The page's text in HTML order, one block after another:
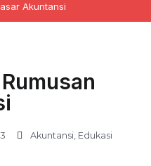
Akuntansi
Akuntansi, Edukasi